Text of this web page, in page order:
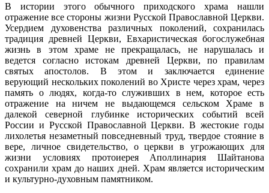
В истории этого обычного приходского храма нашли
отражение все стороны жизни Русской Православной Церкви.
Усердием духовенства различных поколений, сохранилась
традиция древней Церкви, Евхаристическая богослужебная
жизнь в этом храме не прекращалась, не нарушалась и
ведется согласно истокам древней Церкви, по правилам
святых апостолов. В этом и заключается единение
верующий нескольких поколений во Христе через храм, через
память о людях, когда-то служивших в нем, которое есть
отражение на ничем не выдающемся сельском Храме в
далекой северной глубинке исторических событий всей
России и Русской Православной Церкви. В жестокие годы
лихолетья незаметный повседневный труд, твердое стояние в
вере, личное свидетельство, о церкви в угрожающих для
жизни условиях протоиерея Аполлинария Шайтанова
сохранили храм до наших дней. Храм является историческим
и культурно-духовным памятником.